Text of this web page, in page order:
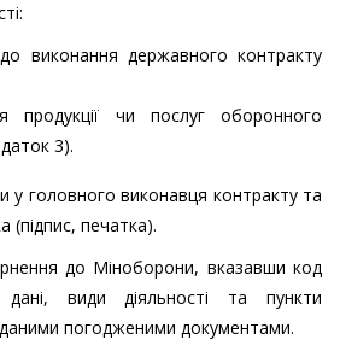
виконання державного контракту
продукції чи послуг оборонного
3).
у головного виконавця контракту та
печатка).
до Міноборони, вказавши код
види діяльності та пункти
погодженими документами.